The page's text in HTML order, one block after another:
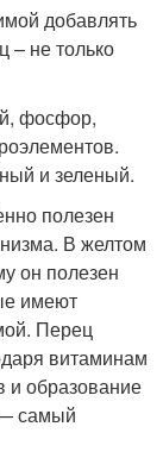
добавлять
– не только
фосфор,
и зеленый.
полезен
В желтом
он полезен
имеют
Перец
витаминам
и образование
самый